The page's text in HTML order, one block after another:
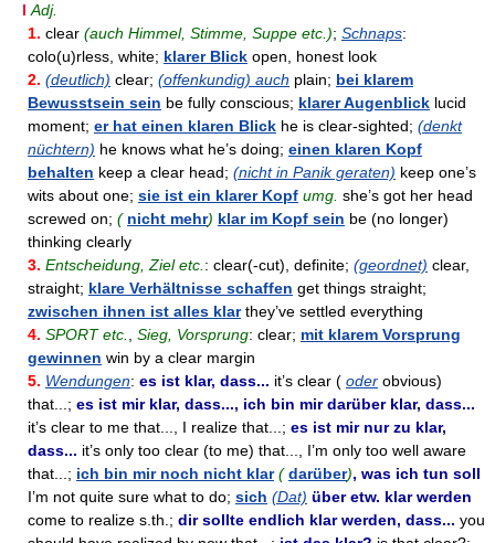
I Adj.
1. clear (auch Himmel, Stimme, Suppe etc.); Schnaps:
colo(u)rless, white; klarer Blick open, honest look
2. (deutlich) clear; (offenkundig) auch plain; bei klarem
Bewusstsein sein be fully conscious; klarer Augenblick lucid
moment; er hat einen klaren Blick he is clear-sighted; (denkt
nüchtern) he knows what he’s doing; einen klaren Kopf
behalten keep a clear head; (nicht in Panik geraten) keep one’s
wits about one; sie ist ein klarer Kopf umg. she’s got her head
screwed on; ( nicht mehr) klar im Kopf sein be (no longer)
thinking clearly
3. Entscheidung, Ziel etc. : clear(-cut), definite; (geordnet) clear,
straight; klare Verhältnisse schaffen get things straight;
zwischen ihnen ist alles klarthey’ve settled everything
4. SPORT etc. Sieg, Vorsprung: clear; mit klarem Vorsprung
gewinnen win by a clear margin
5. Wendungen: es ist klar, dass... it’s clear ( oder obvious)
that...; es ist mir klar, dass..., ich bin mir darüber klar, dass...
it’s clear to me that..., I realize that...; es ist mir nur zu klar,
dass... it’s only too clear (to me) that..., I’m only too well aware
that...; ich bin mir noch nicht klar ( darüber), was ich tun soll
I’m not quite sure what to do; sich (Dat) über etw. klar werden
come to realize s.th.; dir sollte endlich klar werden, dass... you